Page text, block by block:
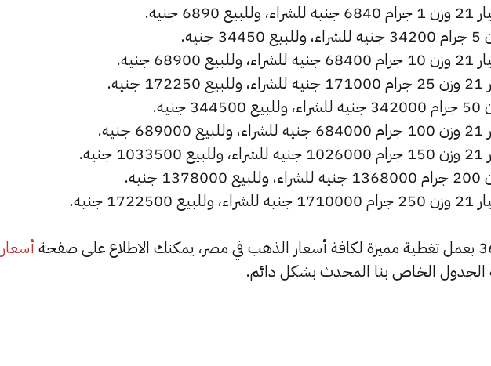
جنيه.
أسعار
الجدول الخاص بنا المحدث بشكل دائم.